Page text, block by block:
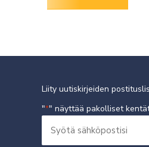
Liity uutiskirjeiden
"*" näyttää pakolliset
sähköpostisi